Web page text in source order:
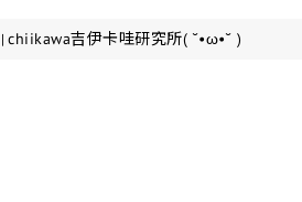
| chiikawa吉伊卡哇研究所( ˘•ω•˘ )